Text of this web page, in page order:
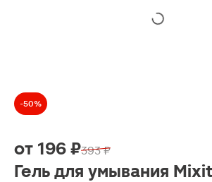
-50%
от 196 ₽393 ₽
Гель для умывания